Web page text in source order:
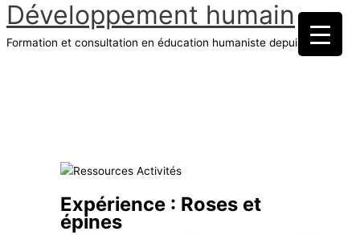
Aller
au
contenu
Développement humain
Formation et consultation en éducation humaniste depuis 1970
Expérience : Roses et
épines